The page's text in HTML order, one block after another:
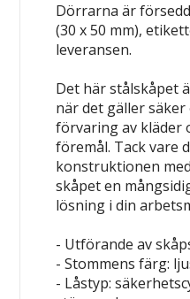
Dörrarna är
(30 x 50 mm),
leveransen.
Det här stålskåpet
när det gäller
förvaring av kläder
föremål. Tack vare
konstruktionen
skåpet en
lösning i din
- Utförande av
- Stommens färg:
- Låstyp: